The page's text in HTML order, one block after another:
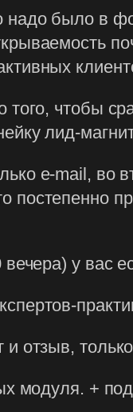
надо было в
того, чтобы
лид-
e-mail, во
постепенно
у вас
и отзыв,
модуля. +